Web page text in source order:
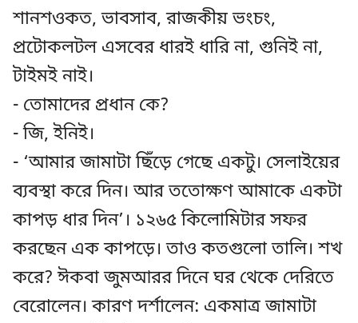
শানশওকত, ভাবসাব, রাজকীয় ভংচং,
প্রটোকলটল এসবের ধারই ধারি না, গুনিই না,
টাইমই নাই।
- তোমাদের প্রধান কে?
- জি, ইনিই।
- ‘আমার জামাটা ছিঁড়ে গেছে একটু। সেলাইয়ের
ব্যবস্থা করে দিন। আর ততোক্ষণ আমাকে একটা
কাপড় ধার দিন’। ১২৬৫ কিলোমিটার সফর
করছেন এক কাপড়ে। তাও কতগুলো তালি। শখ
করে? ঈকবা জুমআরর দিনে ঘর থেকে দেরিতে
বেরোলেন। কারণ দর্শালেন: একমাত্র জামাটা